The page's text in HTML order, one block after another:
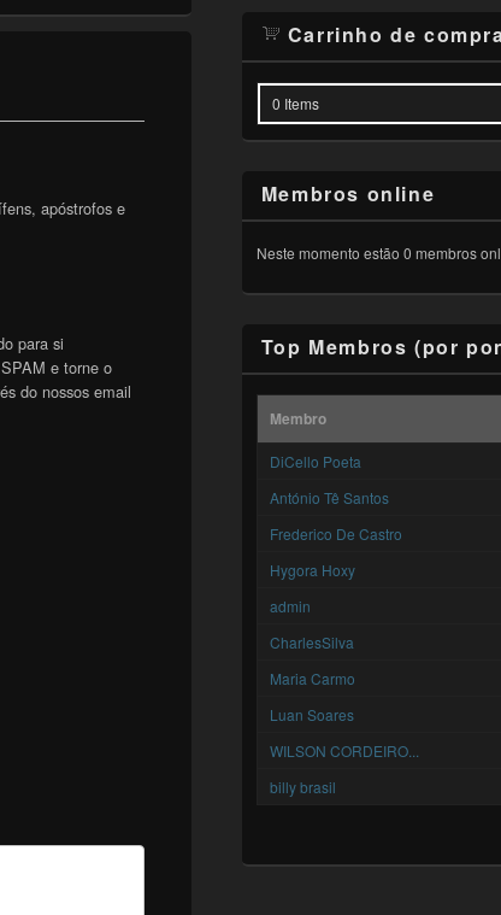
apóstrofos e
para si
e torne o
do nossos email
Carrinho de
0 Items
Membros online
Neste momento estão 0 membros
Top Membros (por
Membro
DiCello Poeta
António Tê Santos
Frederico De Castro
Hygora Hoxy
admin
CharlesSilva
Maria Carmo
Luan Soares
WILSON CORDEIRO...
billy brasil